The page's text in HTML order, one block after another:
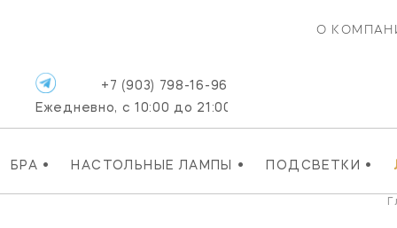
О
БРА • НАСТОЛЬНЫЕ ЛАМПЫ • ПОДСВЕТКИ •
+7 (903) 798-16-96
Ежедневно, с 10:00 до 21:00